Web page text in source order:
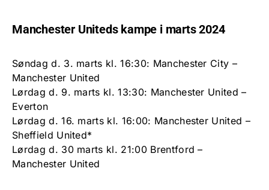
Manchester Uniteds kampe i marts 2024
Søndag d. 3. marts kl. 16:30: Manchester City –
Manchester United
Lørdag d. 9. marts kl. 13:30: Manchester United –
Everton
Lørdag d. 16. marts kl. 16:00: Manchester United –
Sheffield United*
Lørdag d. 30 marts kl. 21:00 Brentford –
Manchester United